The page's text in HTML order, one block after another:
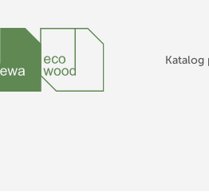
Katalog